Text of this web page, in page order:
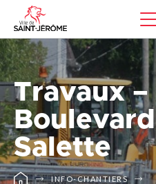
Travaux –
Salette
INFO-CHANTIERS